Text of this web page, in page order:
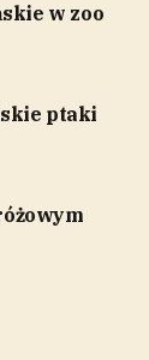
w zoo
ptaki